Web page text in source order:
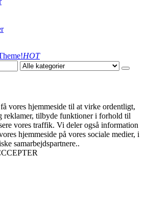
HOT
vores hjemmeside til at virke ordentligt,
reklamer, tilbyde funktioner i forhold til
vores traffik. Vi deler også information
hjemmeside på vores sociale medier, i
samarbejdspartnere..